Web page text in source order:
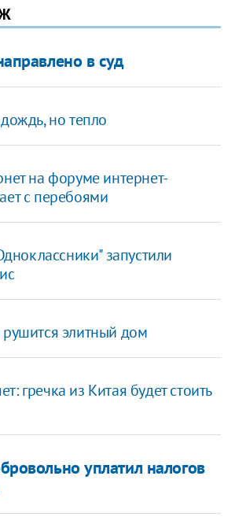
в суд
но тепло
на форуме интернет-
с перебоями
запустили
элитный дом
гречка из Китая будет стоить
уплатил налогов